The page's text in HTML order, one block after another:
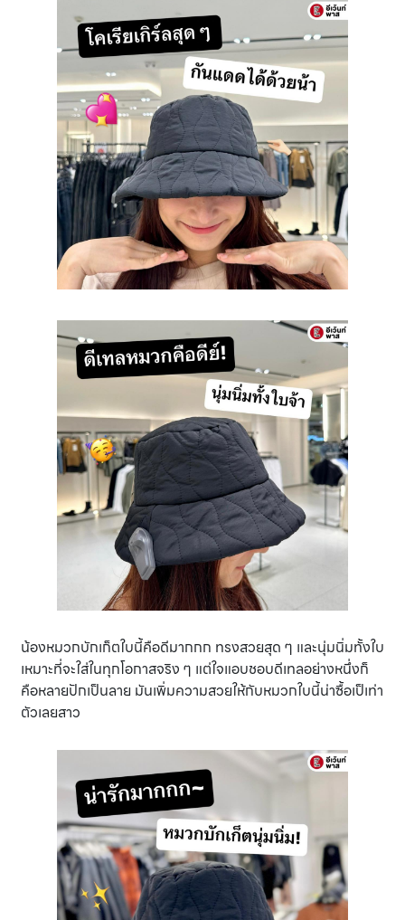
น้องหมวกบักเก็ตใบนี้คือดีมากกก ทรงสวยสุด ๆ และนุ่มนิ่มทั้งใบ
เหมาะที่จะใส่ในทุกโอกาสจริง ๆ แต่ใจแอบชอบดีเทลอย่างหนึ่งก็
คือหลายปักเป็นลาย มันเพิ่มความสวยให้กับหมวกใบนี้น่าซื้อเป็เท่า
ตัวเลยสาว